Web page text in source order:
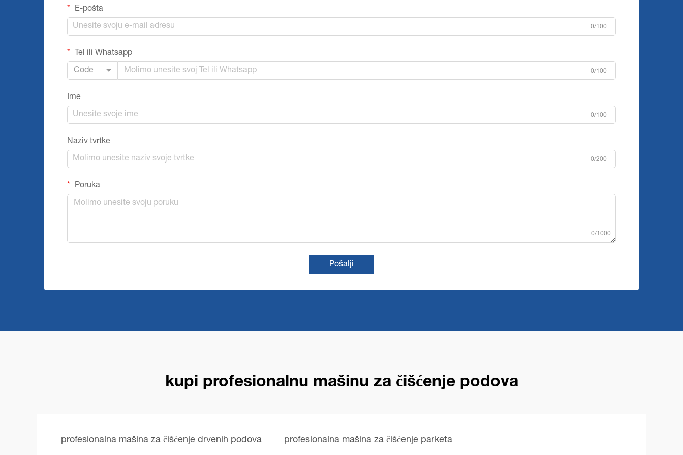
E-pošta
0/100
Tel ili Whatsapp
Code 0/100
Ime
0/100
Naziv tvrtke
0/200
Poruka
0/1000
Pošalji
kupi profesionalnu mašinu za čišćenje podova
profesionalna mašina za čišćenje drvenih podova profesionalna mašina za čišćenje parketa